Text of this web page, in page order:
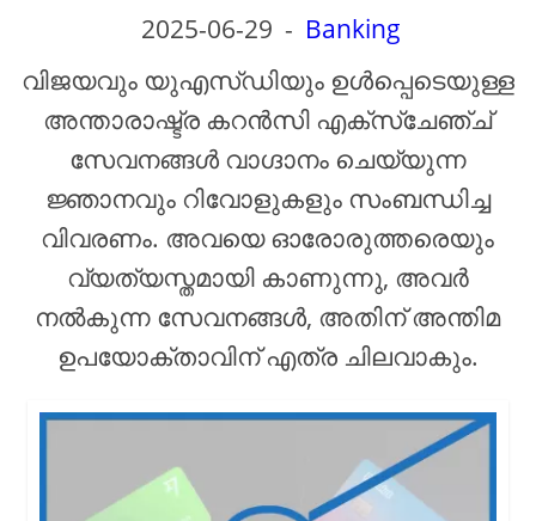
2025-06-29 - Banking
വിജയവും യുഎസ്ഡിയും ഉൾപ്പെടെയുള്ള
അന്താരാഷ്ട്ര കറൻസി എക്സ്ചേഞ്ച്
സേവനങ്ങൾ വാഗ്ദാനം ചെയ്യുന്ന
ജ്ഞാനവും റിവോളുകളും സംബന്ധിച്ച
വിവരണം. അവയെ ഓരോരുത്തരെയും
വ്യത്യസ്തമായി കാണുന്നു, അവർ
നൽകുന്ന സേവനങ്ങൾ, അതിന് അന്തിമ
ഉപയോക്താവിന് എത്ര ചിലവാകും.